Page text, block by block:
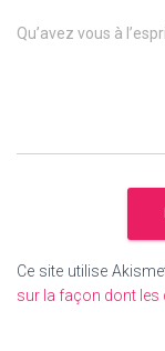
Qu’avez vous à
Ce site utilise
sur la façon dont les